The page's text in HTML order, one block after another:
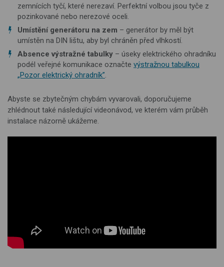
zemnících tyčí, které nerezaví. Perfektní volbou jsou tyče z
pozinkované nebo nerezové oceli.
Umístění generátoru na zem – generátor by měl být
umístěn na DIN lištu, aby byl chráněn před vlhkostí.
Absence výstražné tabulky – úseky elektrického ohradníku
podél veřejné komunikace označte výstražnou tabulkou
„Pozor elektrický ohradník”.
Abyste se zbytečným chybám vyvarovali, doporučujeme
zhlédnout také následující videonávod, ve kterém vám průběh
instalace názorně ukážeme.